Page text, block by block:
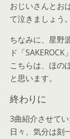
おじいさんとお
て泣きましょう。
ちなみに、星野
ド「
こちらは、ほの
と思います。
終わりに
3曲紹介させてい
日々、気分は刻